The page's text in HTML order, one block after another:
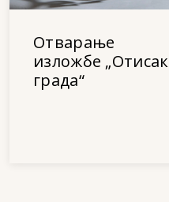
Отварање
изложбе „Отисак
града“